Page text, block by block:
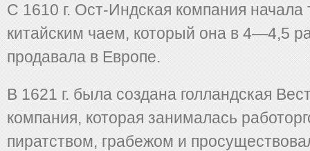
С 1610 г. Ост-Индская компания начала
китайским чаем, который она в 4—4,5
продавала в Европе.
В 1621 г. была создана голландская
компания, которая занималась
пиратством, грабежом и